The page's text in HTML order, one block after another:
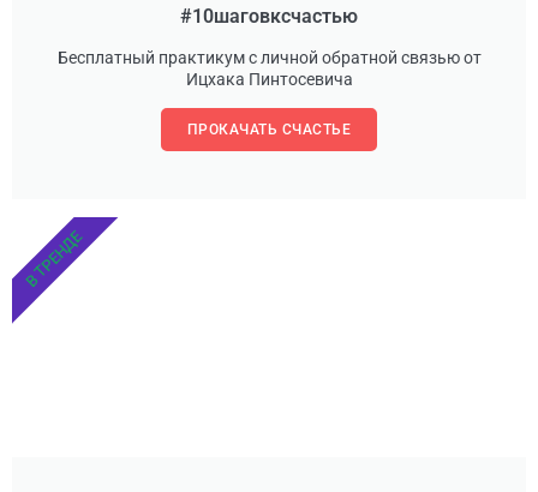
#10шаговксчастью
Бесплатный практикум с личной обратной связью от
Ицхака Пинтосевича
ПРОКАЧАТЬ СЧАСТЬЕ
В ТРЕНДЕ